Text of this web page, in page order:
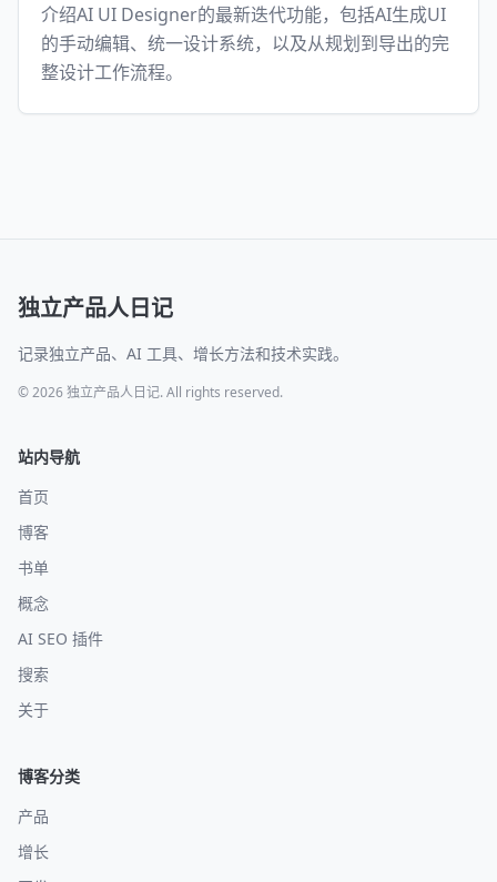
介绍AI UI Designer的最新迭代功能，包括AI生成UI
的手动编辑、统一设计系统，以及从规划到导出的完
整设计工作流程。
独立产品人日记
记录独立产品、AI 工具、增长方法和技术实践。
© 2026 独立产品人日记. All rights reserved.
站内导航
首页
博客
书单
概念
AI SEO 插件
搜索
关于
博客分类
产品
增长